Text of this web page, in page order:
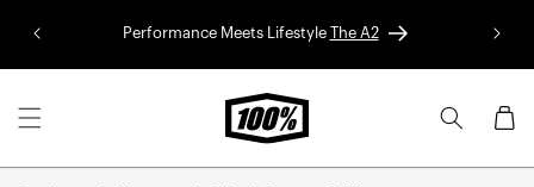
contenu
Performance Meets Lifestyle The A2
Panier